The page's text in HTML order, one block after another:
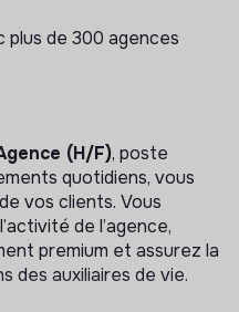
de 300 agences
(H/F), poste
quotidiens, vous
vos clients. Vous
de l’agence,
premium et assurez la
des auxiliaires de vie.